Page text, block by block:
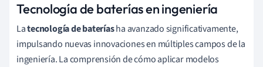
Tecnología de baterías en ingeniería
Latecnología de bateríasha avanzado significativamente,
impulsando nuevas innovaciones en múltiples campos de la
ingeniería. La comprensión de cómo aplicar modelos